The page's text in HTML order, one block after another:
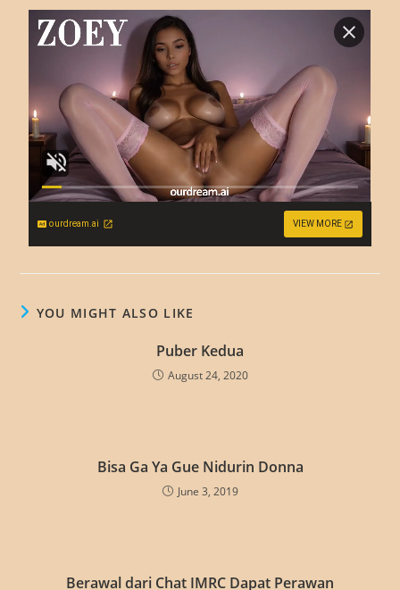
ourdream.ai VIEW MORE
YOU MIGHT ALSO LIKE
Puber Kedua
August 24, 2020
Bisa Ga Ya Gue Nidurin Donna
June 3, 2019
Berawal dari Chat IMRC Dapat Perawan